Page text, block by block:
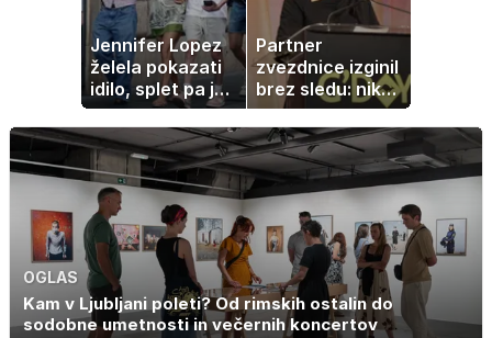
Jennifer Lopez
želela pokazati
idilo, splet pa je
razburila ena
stvar
Partner
zvezdnice izginil
brez sledu: nikoli
ga niso našli,
nato je prišla še
ena tragedija
OGLAS
Kam v Ljubljani poleti? Od rimskih ostalin do
sodobne umetnosti in večernih koncertov